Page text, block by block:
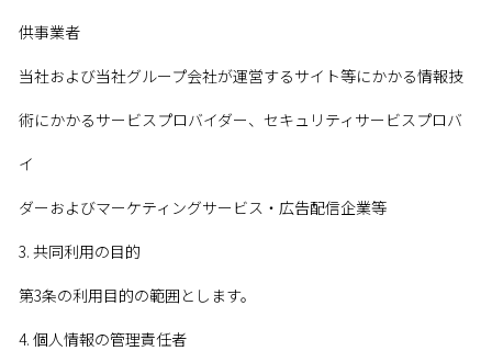
供事業者
当社および当社グループ会社が運営するサイト等にかかる情報技
術にかかるサービスプロバイダー、セキュリティサービスプロバ
イ
ダーおよびマーケティングサービス・広告配信企業等
3. 共同利用の目的
第3条の利用目的の範囲とします。
4. 個人情報の管理責任者